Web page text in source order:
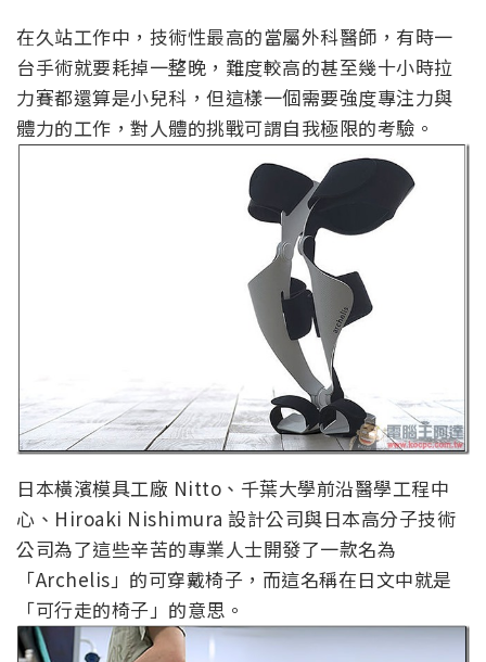
在久站工作中，技術性最高的當屬外科醫師，有時一
台手術就要耗掉一整晚，難度較高的甚至幾十小時拉
力賽都還算是小兒科，但這樣一個需要強度專注力與
體力的工作，對人體的挑戰可謂自我極限的考驗。
日本橫濱模具工廠 Nitto、千葉大學前沿醫學工程中
心、Hiroaki Nishimura 設計公司與日本高分子技術
公司為了這些辛苦的專業人士開發了一款名為
「Archelis」的可穿戴椅子，而這名稱在日文中就是
「可行走的椅子」的意思。